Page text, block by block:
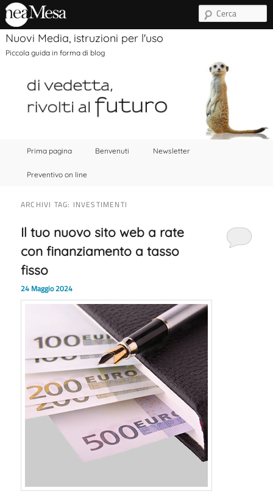
Nuovi Media, istruzioni per l'uso
Piccola guida in forma di blog
Menu principaleVai al contenuto principale
Vai al contenuto secondario
Prima pagina Benvenuti Newsletter
Preventivo on line
ARCHIVI TAG: INVESTIMENTI
Il tuo nuovo sito web a rate
con finanziamento a tasso
fisso
24 Maggio 2024